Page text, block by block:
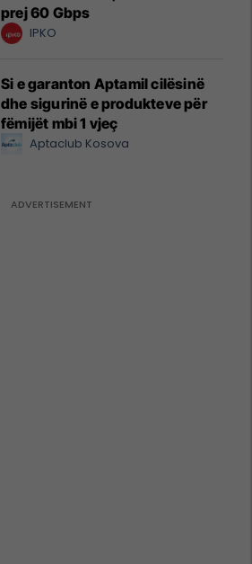
prej 60 Gbps
IPKO
Si e garanton Aptamil cilësinë
dhe sigurinë e produkteve për
fëmijët mbi 1 vjeç
Aptaclub Kosova